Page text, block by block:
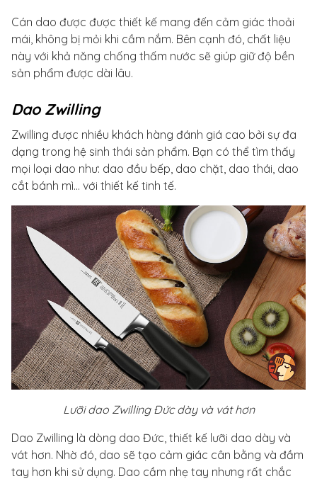
Cán dao được được thiết kế mang đến cảm giác thoải
mái, không bị mỏi khi cầm nắm. Bên cạnh đó, chất liệu
này với khả năng chống thấm nước sẽ giúp giữ độ bền
sản phẩm được dài lâu.
Dao Zwilling
Zwilling được nhiều khách hàng đánh giá cao bởi sự đa
dạng trong hệ sinh thái sản phẩm. Bạn có thể tìm thấy
mọi loại dao như: dao đầu bếp, dao chặt, dao thái, dao
cắt bánh mì… với thiết kế tinh tế.
Lưỡi dao Zwilling Đức dày và vát hơn
Dao Zwilling là dòng dao Đức, thiết kế lưỡi dao dày và
vát hơn. Nhờ đó, dao sẽ tạo cảm giác cân bằng và đầm
tay hơn khi sử dụng. Dao cầm nhẹ tay nhưng rất chắc